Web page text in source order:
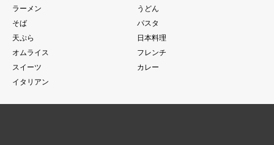
ラーメン
うどん
そば
パスタ
天ぷら
日本料理
オムライス
フレンチ
スイーツ
カレー
イタリアン